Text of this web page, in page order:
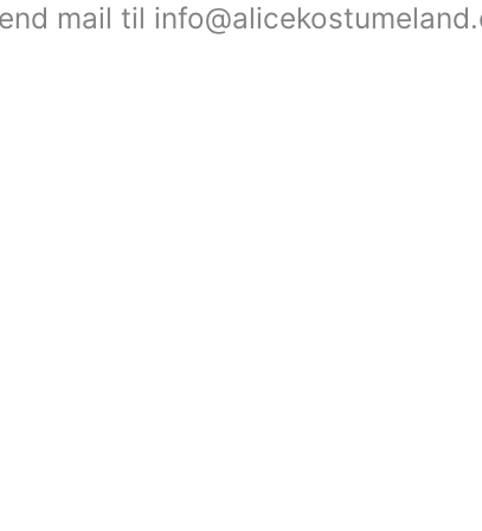
mail til